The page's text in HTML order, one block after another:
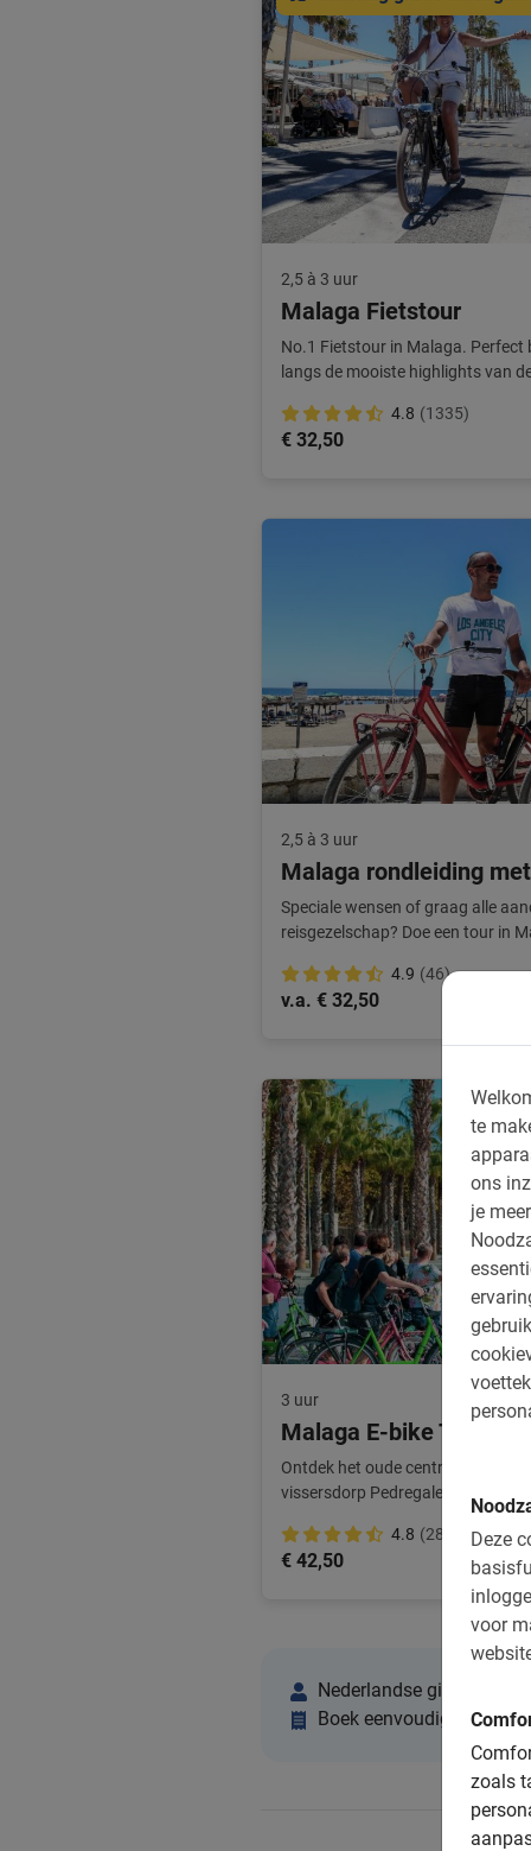
te
ons
je
Deze
voor
zoals
2,5 à 3 uur
Malaga Fietstour
No.1 Fietstour in Malaga. Perfect
langs de mooiste highlights van
4.8 (1335)
€ 32,50
2,5 à 3 uur
Malaga rondleiding
Speciale wensen of graag alle
reisgezelschap? Doe een tour in
4.9 (46)
v.a. € 32,50
3 uur
Malaga E-bike Tour
Ontdek het oude centrum, Castillo
vissersdorp Pedregalejo en nog
4.8 (289)
€ 42,50
Nederlandse gidsen in
Boek eenvoudig online